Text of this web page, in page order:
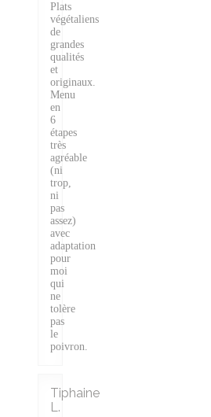
Plats
végétaliens
de
grandes
qualités
et
originaux.
Menu
en
6
étapes
très
agréable
(ni
trop,
ni
pas
assez)
avec
adaptation
pour
moi
qui
ne
tolère
pas
le
poivron.
Tiphaine
L